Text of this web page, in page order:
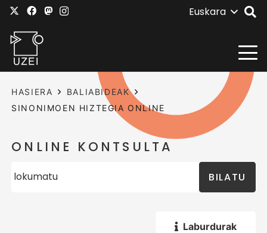
Euskara
HASIERA
BALIABIDEAK
SINONIMOEN HIZTEGIA ONLINE
ONLINE KONTSULTA
BILATU
Laburdurak